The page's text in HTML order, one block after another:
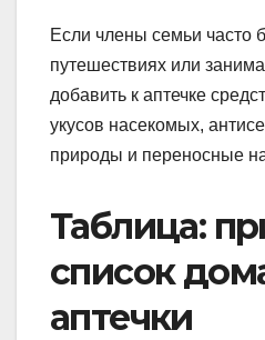
Если члены семьи часто
путешествиях или
добавить к аптечке
укусов насекомых,
природы и переносные
Таблица:
список
аптечки